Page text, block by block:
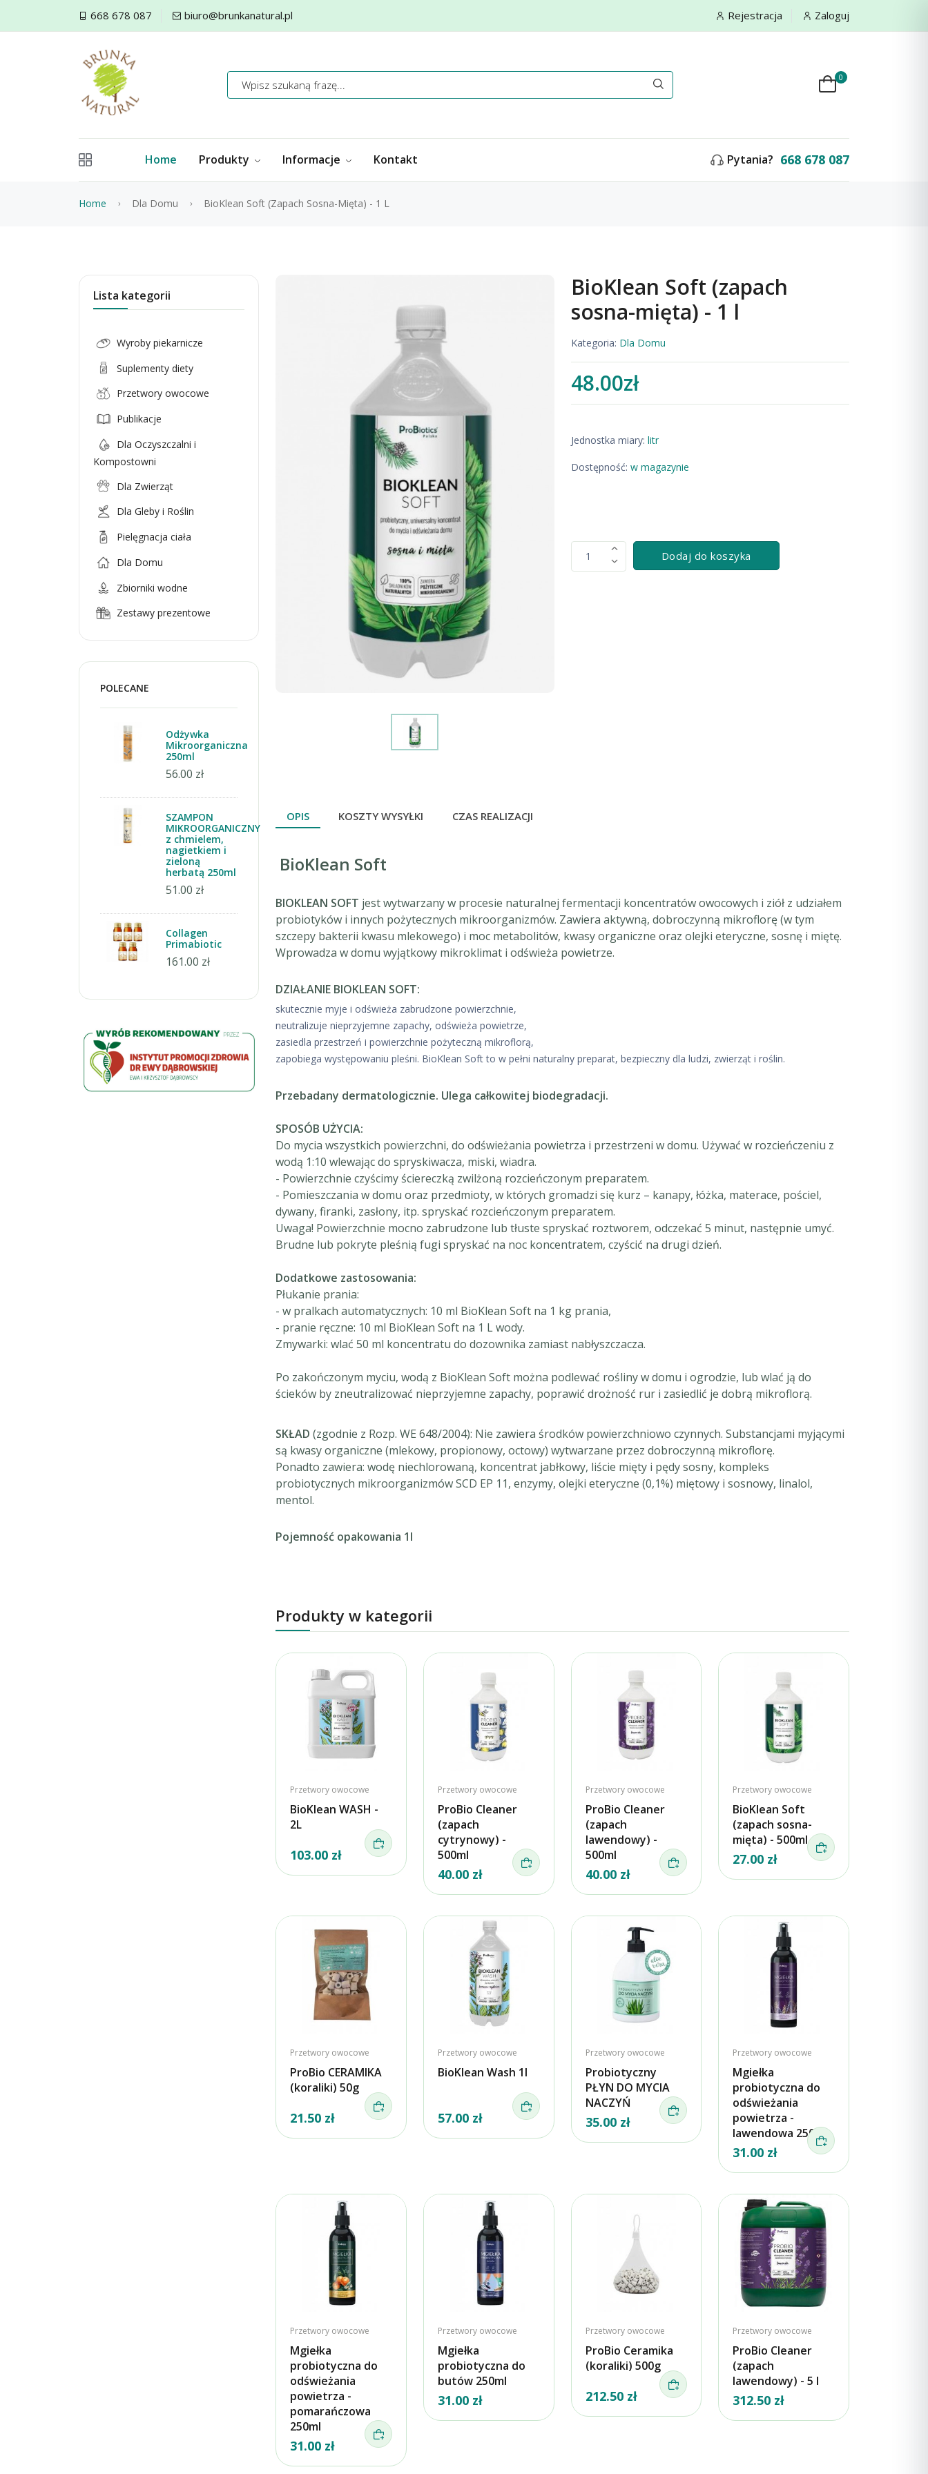
668 678 087 biuro@brunkanatural.pl Rejestracja Zaloguj
0
Home Produkty Informacje Kontakt Pytania? 668 678 087
Home Dla Domu BioKlean Soft (zapach Sosna-Mięta) - 1 L
BioKlean Soft (zapach
sosna-mięta) - 1 l
Kategoria: Dla Domu
48.00zł
Jednostka miary: litr
Dostępność: w magazynie
1 Dodaj do koszyka
OPIS KOSZTY WYSYŁKI CZAS REALIZACJI
BioKlean Soft
BIOKLEAN SOFT jest wytwarzany w procesie naturalnej fermentacji koncentratów owocowych i ziół z udziałem
probiotyków i innych pożytecznych mikroorganizmów. Zawiera aktywną, dobroczynną mikroflorę (w tym
szczepy bakterii kwasu mlekowego) i moc metabolitów, kwasy organiczne oraz olejki eteryczne, sosnę i miętę.
Wprowadza w domu wyjątkowy mikroklimat i odświeża powietrze.
DZIAŁANIE BIOKLEAN SOFT:
skutecznie myje i odświeża zabrudzone powierzchnie,
neutralizuje nieprzyjemne zapachy, odświeża powietrze,
zasiedla przestrzeń i powierzchnie pożyteczną mikroflorą,
zapobiega występowaniu pleśni. BioKlean Soft to w pełni naturalny preparat, bezpieczny dla ludzi, zwierząt i roślin.
Przebadany dermatologicznie. Ulega całkowitej biodegradacji.
SPOSÓB UŻYCIA:
Do mycia wszystkich powierzchni, do odświeżania powietrza i przestrzeni w domu. Używać w rozcieńczeniu z
wodą 1:10 wlewając do spryskiwacza, miski, wiadra.
- Powierzchnie czyścimy ściereczką zwilżoną rozcieńczonym preparatem.
- Pomieszczania w domu oraz przedmioty, w których gromadzi się kurz – kanapy, łóżka, materace, pościel,
dywany, firanki, zasłony, itp. spryskać rozcieńczonym preparatem.
Uwaga! Powierzchnie mocno zabrudzone lub tłuste spryskać roztworem, odczekać 5 minut, następnie umyć.
Brudne lub pokryte pleśnią fugi spryskać na noc koncentratem, czyścić na drugi dzień.
Dodatkowe zastosowania:
Płukanie prania:
- w pralkach automatycznych: 10 ml BioKlean Soft na 1 kg prania,
- pranie ręczne: 10 ml BioKlean Soft na 1 L wody.
Zmywarki: wlać 50 ml koncentratu do dozownika zamiast nabłyszczacza.
Po zakończonym myciu, wodą z BioKlean Soft można podlewać rośliny w domu i ogrodzie, lub wlać ją do
ścieków by zneutralizować nieprzyjemne zapachy, poprawić drożność rur i zasiedlić je dobrą mikroflorą.
SKŁAD (zgodnie z Rozp. WE 648/2004): Nie zawiera środków powierzchniowo czynnych. Substancjami myjącymi
są kwasy organiczne (mlekowy, propionowy, octowy) wytwarzane przez dobroczynną mikroflorę.
Ponadto zawiera: wodę niechlorowaną, koncentrat jabłkowy, liście mięty i pędy sosny, kompleks
probiotycznych mikroorganizmów SCD EP 11, enzymy, olejki eteryczne (0,1%) miętowy i sosnowy, linalol,
mentol.
Pojemność opakowania 1l
Produkty w kategorii
Przetwory owocowe
BioKlean WASH -
2L
103.00 zł
Przetwory owocowe
ProBio Cleaner
(zapach
cytrynowy) -
500ml
40.00 zł
Przetwory owocowe
ProBio Cleaner
(zapach
lawendowy) -
500ml
40.00 zł
Przetwory owocowe
BioKlean Soft
(zapach sosna-
mięta) - 500ml
27.00 zł
Przetwory owocowe
ProBio CERAMIKA
(koraliki) 50g
21.50 zł
Przetwory owocowe
BioKlean Wash 1l
57.00 zł
Przetwory owocowe
Probiotyczny
PŁYN DO MYCIA
NACZYŃ
35.00 zł
Przetwory owocowe
Mgiełka
probiotyczna do
odświeżania
powietrza -
lawendowa 250ml
31.00 zł
Przetwory owocowe
Mgiełka
probiotyczna do
odświeżania
powietrza -
pomarańczowa
250ml
31.00 zł
Przetwory owocowe
Mgiełka
probiotyczna do
butów 250ml
31.00 zł
Przetwory owocowe
ProBio Ceramika
(koraliki) 500g
212.50 zł
Przetwory owocowe
ProBio Cleaner
(zapach
lawendowy) - 5 l
312.50 zł
Lista kategorii
Wyroby piekarnicze
Suplementy diety
Przetwory owocowe
Publikacje
Dla Oczyszczalni i
Kompostowni
Dla Zwierząt
Dla Gleby i Roślin
Pielęgnacja ciała
Dla Domu
Zbiorniki wodne
Zestawy prezentowe
POLECANE
Odżywka
Mikroorganiczna
250ml
56.00 zł
SZAMPON
MIKROORGANICZNY
z chmielem,
nagietkiem i
zieloną
herbatą 250ml
51.00 zł
Collagen
Primabiotic
161.00 zł